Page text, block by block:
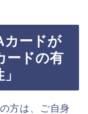
カードが
ードの有
方は、ご自身